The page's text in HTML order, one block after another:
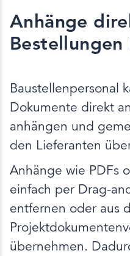
Anhänge
Baustellenpersonal
Dokumente direkt
anhängen und
den Lieferanten
Anhänge wie PDFs
einfach per Drag-
entfernen oder aus
übernehmen.